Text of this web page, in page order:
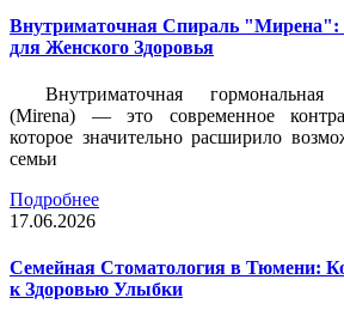
Внутриматочная Спираль
для Женского Здоровья
Внутриматочная
(Mirena) — это современное
которое значительно расширило
семьи
Подробнее
17.06.2026
Семейная Стоматология в Тюмени:
к Здоровью Улыбки